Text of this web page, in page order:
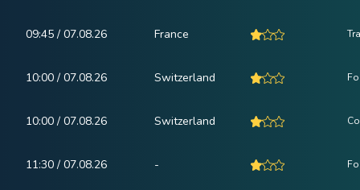
09:45 / 07.08.26 France
10:00 / 07.08.26 Switzerland
10:00 / 07.08.26 Switzerland
11:30 / 07.08.26 -